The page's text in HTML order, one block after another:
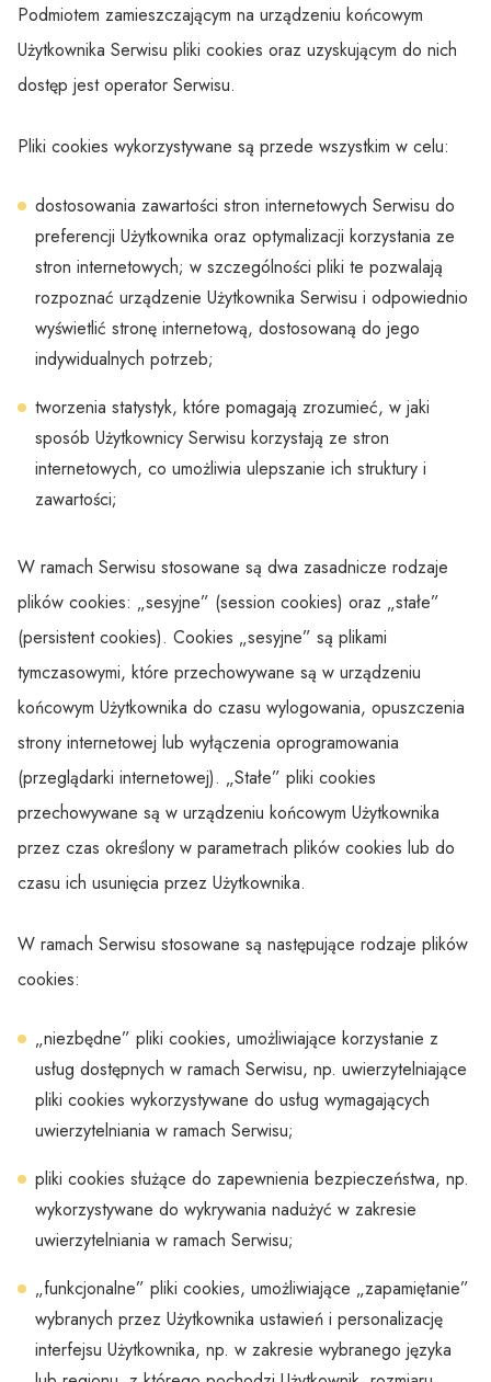
Podmiotem zamieszczającym na urządzeniu końcowym
Użytkownika Serwisu pliki cookies oraz uzyskującym do nich
dostęp jest operator Serwisu.
Pliki cookies wykorzystywane są przede wszystkim w celu:
dostosowania zawartości stron internetowych Serwisu do
preferencji Użytkownika oraz optymalizacji korzystania ze
stron internetowych; w szczególności pliki te pozwalają
rozpoznać urządzenie Użytkownika Serwisu i odpowiednio
wyświetlić stronę internetową, dostosowaną do jego
indywidualnych potrzeb;
tworzenia statystyk, które pomagają zrozumieć, w jaki
sposób Użytkownicy Serwisu korzystają ze stron
internetowych, co umożliwia ulepszanie ich struktury i
zawartości;
W ramach Serwisu stosowane są dwa zasadnicze rodzaje
plików cookies: „sesyjne” (session cookies) oraz „stałe”
(persistent cookies). Cookies „sesyjne” są plikami
tymczasowymi, które przechowywane są w urządzeniu
końcowym Użytkownika do czasu wylogowania, opuszczenia
strony internetowej lub wyłączenia oprogramowania
(przeglądarki internetowej). „Stałe” pliki cookies
przechowywane są w urządzeniu końcowym Użytkownika
przez czas określony w parametrach plików cookies lub do
czasu ich usunięcia przez Użytkownika.
W ramach Serwisu stosowane są następujące rodzaje plików
cookies:
„niezbędne” pliki cookies, umożliwiające korzystanie z
usług dostępnych w ramach Serwisu, np. uwierzytelniające
pliki cookies wykorzystywane do usług wymagających
uwierzytelniania w ramach Serwisu;
pliki cookies służące do zapewnienia bezpieczeństwa, np.
wykorzystywane do wykrywania nadużyć w zakresie
uwierzytelniania w ramach Serwisu;
„funkcjonalne” pliki cookies, umożliwiające „zapamiętanie”
wybranych przez Użytkownika ustawień i personalizację
interfejsu Użytkownika, np. w zakresie wybranego języka